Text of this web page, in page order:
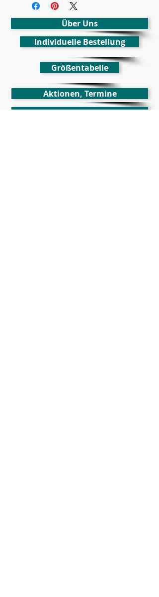
Über Uns
Individuelle Bestellung
Größentabelle
Aktionen, Termine
Rückerstattung